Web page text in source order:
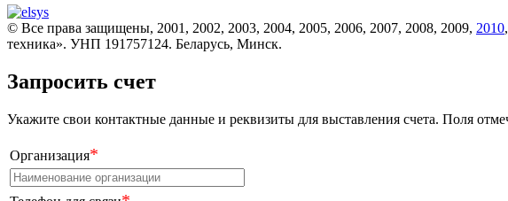
© Все права защищены, 2001, 2002, 2003, 2004, 2005, 2006, 2007, 2008, 2009, 2010
техника». УНП 191757124. Беларусь, Минск.
Запросить счет
Укажите свои контактные данные и реквизиты для выставления счета. Поля
Организация*